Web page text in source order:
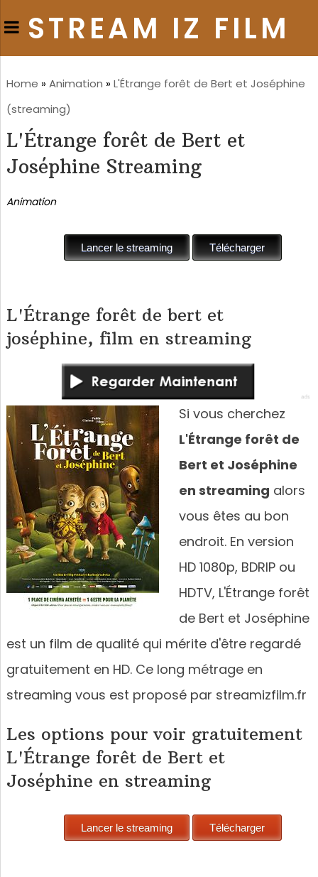
STREAM IZ FILM
Home »Animation »L'Étrange forêt de Bert et Joséphine
(streaming)
L'Étrange forêt de Bert et
Joséphine Streaming
Animation
L'Étrange forêt de bert et
joséphine, film en streaming
Si vous cherchez
L'Étrange forêt de
Bert et Joséphine
en streaming alors
vous êtes au bon
endroit. En version
HD 1080p, BDRIP ou
HDTV, L'Étrange forêt
de Bert et Joséphine
est un film de qualité qui mérite d'être regardé
gratuitement en HD. Ce long métrage en
streaming vous est proposé par streamizfilm.fr
Les options pour voir gratuitement
L'Étrange forêt de Bert et
Joséphine en streaming